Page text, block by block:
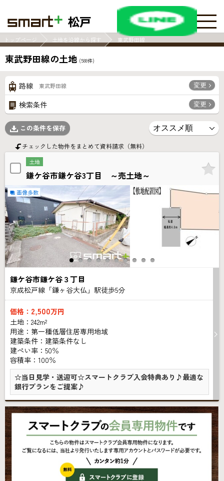
松戸
トップページ 土地を沿線から探す 東武野田線
東武野田線の土地 (588件)
路線 東武野田線 変更
検索条件 変更
この条件を保存
チェックした物件をまとめて資料請求（無料）
土地
鎌ケ谷市鎌ケ谷3丁目 ～売土地～
画像多数
鎌ケ谷市鎌ケ谷３丁目
京成松戸線「鎌ヶ谷大仏」駅徒歩5分
価格： 2,500万円
土地：242m²
用途：第一種低層住居専用地域
建築条件： 建築条件なし
建ぺい率：50％
容積率：100％
☆当日見学・送迎可☆スマートクラブ入会特典あり♪最適な
銀行プランをご提案♪